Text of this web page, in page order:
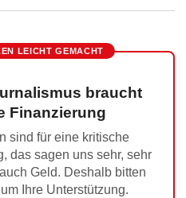
LEICHT GEMACHT
braucht
Finanzierung
sind für eine kritische
das sagen uns sehr, sehr
Geld. Deshalb bitten
Ihre Unterstützung.